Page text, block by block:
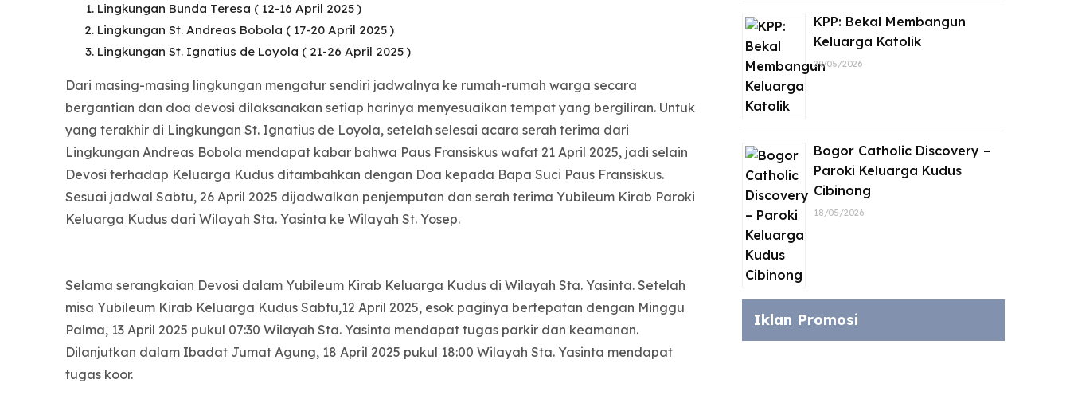
Lingkungan Bunda Teresa ( 12-16 April 2025 )
Lingkungan St. Andreas Bobola ( 17-20 April 2025 )
Lingkungan St. Ignatius de Loyola ( 21-26 April 2025 )
Dari masing-masing lingkungan mengatur sendiri jadwalnya ke rumah-rumah warga secara
bergantian dan doa devosi dilaksanakan setiap harinya menyesuaikan tempat yang bergiliran. Untuk
yang terakhir di Lingkungan St. Ignatius de Loyola, setelah selesai acara serah terima dari
Lingkungan Andreas Bobola mendapat kabar bahwa Paus Fransiskus wafat 21 April 2025, jadi selain
Devosi terhadap Keluarga Kudus ditambahkan dengan Doa kepada Bapa Suci Paus Fransiskus.
Sesuai jadwal Sabtu, 26 April 2025 dijadwalkan penjemputan dan serah terima Yubileum Kirab Paroki
Keluarga Kudus dari Wilayah Sta. Yasinta ke Wilayah St. Yosep.
Selama serangkaian Devosi dalam Yubileum Kirab Keluarga Kudus di Wilayah Sta. Yasinta. Setelah
misa Yubileum Kirab Keluarga Kudus Sabtu,12 April 2025, esok paginya bertepatan dengan Minggu
Palma, 13 April 2025 pukul 07:30 Wilayah Sta. Yasinta mendapat tugas parkir dan keamanan.
Dilanjutkan dalam Ibadat Jumat Agung, 18 April 2025 pukul 18:00 Wilayah Sta. Yasinta mendapat
tugas koor.
KPP: Bekal Membangun
Keluarga Katolik
29/05/2026
Bogor Catholic Discovery –
Paroki Keluarga Kudus
Cibinong
18/05/2026
Iklan Promosi